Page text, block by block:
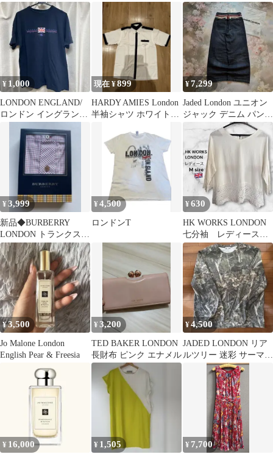
ビー
古着
ラック ブラウス
¥ 1,000
LONDON ENGLAND/
ロンドン イングランド
Tシャツ 古着
現在 ¥899
HARDY AMIES London
半袖シャツ ホワイト×
¥7,299
Jaded London ユニオン
ジャック デニム パンツ
¥3,999
新品◆BURBERRY
LONDON トランクス
M 日本製◆ホース刺繍
福助廃番
¥4,500
ロンドンT
¥630
HK WORKS LONDON
七分袖 レディースM
サイズ
¥3,500
Jo Malone London
English Pear & Freesia
¥3,200
TED BAKER LONDON
長財布 ピンク エナメル
¥4,500
JADED LONDON リア
ルツリー 迷彩 サーマル
ロンT Y2K
¥ 16,000 ¥ 1,505 ¥ 7,700